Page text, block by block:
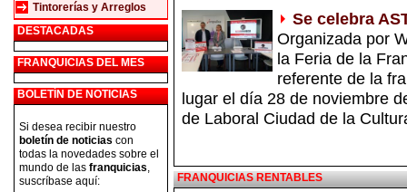
Tintorerías y Arreglos
DESTACADAS
FRANQUICIAS DEL MES
BOLETÍN DE NOTICIAS
Si desea recibir nuestro
boletín de noticias con
todas la novedades sobre el
mundo de las franquicias,
suscríbase aquí:
Se celebra
Organizada por
la Feria de la
referente de la
lugar el día 28 de noviembre
de Laboral Ciudad de la
FRANQUICIAS RENTABLES